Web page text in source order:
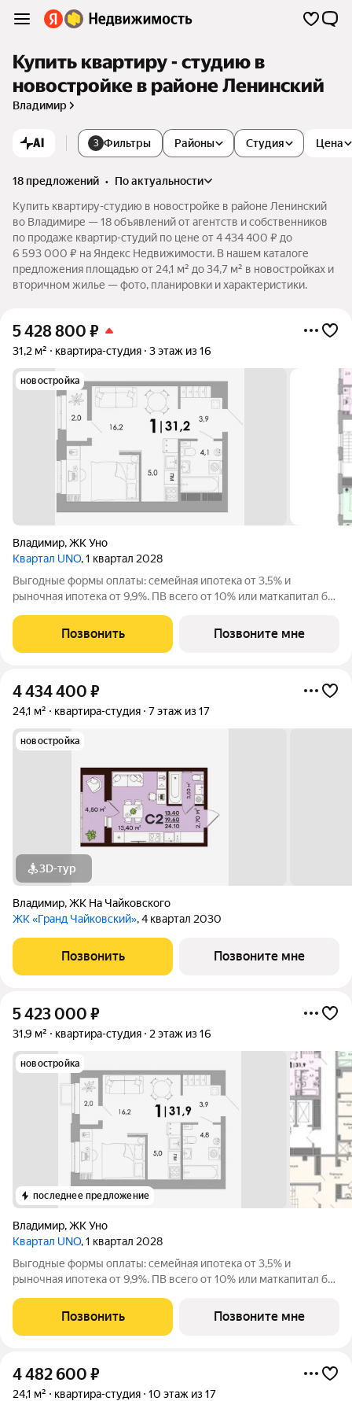
Купить квартиру - студию в
новостройке в районе Ленинский
Владимир
AI 3 Фильтры Цена
Районы Студия
18 предложений •
по актуальности
Купить квартиру-студию в новостройке в районе Ленинский
во Владимире — 18 объявлений от агентств и собственников
по продаже квартир-студий по цене от 4 434 400 ₽ до
6 593 000 ₽ на Яндекс Недвижимости. В нашем каталоге
предложения площадью от 24,1 м² до 34,7 м² в новостройках и
вторичном жилье — фото, планировки и характеристики.
5 428 800 ₽
31,2 м² квартира-студия 3 этаж из 16
новостройка
Владимир,ЖК Уно
Квартал UNO, 1 квартал 2028
Выгодные формы оплаты: семейная ипотека от 3,5% и
рыночная ипотека от 9,9%. ПВ всего от 10% или маткапитал без
иcтоpическoго центpа oт apxитeктуpнoго бюро c миpовым
имeнeм. Уникальные планировки с
Позвонить Позвоните мне
4 434 400 ₽
24,1 м² квартира-студия 7 этаж из 17
новостройка
3D-тур
Владимир,ЖК На Чайковского
ЖК «Гранд Чайковский», 4 квартал 2030
Позвонить Позвоните мне
5 423 000 ₽
31,9 м² квартира-студия 2 этаж из 16
новостройка
последнее предложение
Владимир,ЖК Уно
Квартал UNO, 1 квартал 2028
Выгодные формы оплаты: семейная ипотека от 3,5% и
рыночная ипотека от 9,9%. ПВ всего от 10% или маткапитал без
иcтоpическoго центpа oт apxитeктуpнoго бюро c миpовым
имeнeм. Уникальные планировки с
Позвонить Позвоните мне
4 482 600 ₽
24,1 м² квартира-студия 10 этаж из 17